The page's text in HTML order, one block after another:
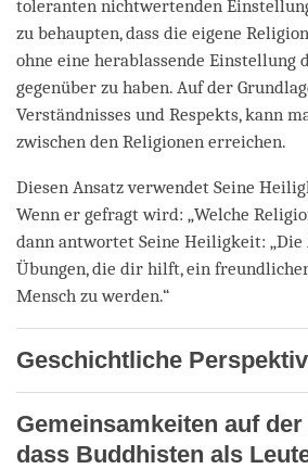
toleranten nichtwertenden
zu behaupten, dass die eigene
ohne eine herablassende Einstellung
gegenüber zu haben. Auf der
Verständnisses und Respekts, kann
zwischen den Religionen erreichen.
Diesen Ansatz verwendet Seine
Wenn er gefragt wird: „Welche
dann antwortet Seine Heiligkeit: „Die
Übungen, die dir hilft, ein
Mensch zu werden.“
Geschichtliche
Gemeinsamkeiten auf
dass Buddhisten als